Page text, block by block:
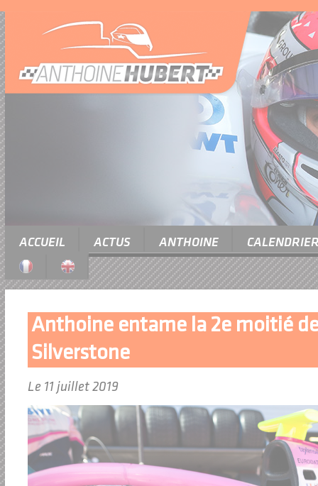
ACCUEIL ACTUS ANTHOINE
Anthoine entame la 2e moitié
Silverstone
Le 11 juillet 2019